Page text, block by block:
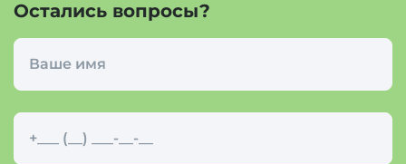
Остались вопросы?